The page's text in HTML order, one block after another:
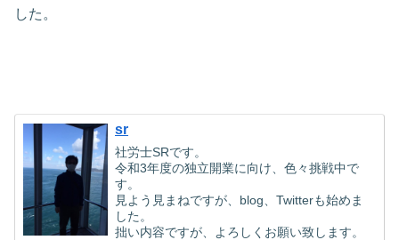
した。
sr
社労士SRです。
令和3年度の独立開業に向け、色々挑戦中で
す。
見よう見まねですが、blog、Twitterも始めま
した。
拙い内容ですが、よろしくお願い致します。